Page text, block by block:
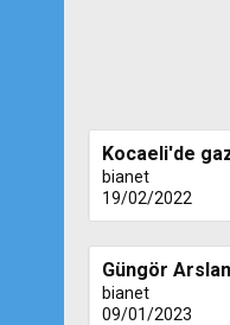
Kocaeli'de
bianet
19/02/2022
Güngör
bianet
09/01/2023